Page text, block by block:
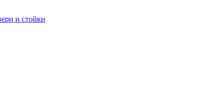
и стойки